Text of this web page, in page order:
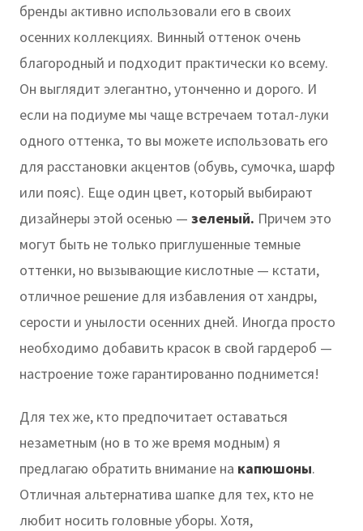
бренды активно использовали его в своих
осенних коллекциях. Винный оттенок очень
благородный и подходит практически ко всему.
Он выглядит элегантно, утонченно и дорого. И
если на подиуме мы чаще встречаем тотал-луки
одного оттенка, то вы можете использовать его
для расстановки акцентов (обувь, сумочка, шарф
или пояс). Еще один цвет, который выбирают
дизайнеры этой осенью — зеленый. Причем это
могут быть не только приглушенные темные
оттенки, но вызывающие кислотные — кстати,
отличное решение для избавления от хандры,
серости и унылости осенних дней. Иногда просто
необходимо добавить красок в свой гардероб —
настроение тоже гарантированно поднимется!
Для тех же, кто предпочитает оставаться
незаметным (но в то же время модным) я
предлагаю обратить внимание на капюшоны.
Отличная альтернатива шапке для тех, кто не
любит носить головные уборы. Хотя,